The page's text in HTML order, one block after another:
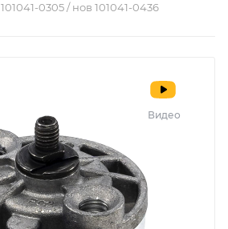
101041-0305 / нов 101041-0436
Видео